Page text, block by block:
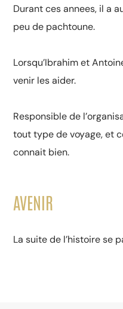
Durant ces annees, il a
peu de pachtoune.
Lorsqu’Ibrahim et
venir les aider.
Responsible de
tout type de voyage, et
connait bien.
AVENIR
La suite de l’histoire se